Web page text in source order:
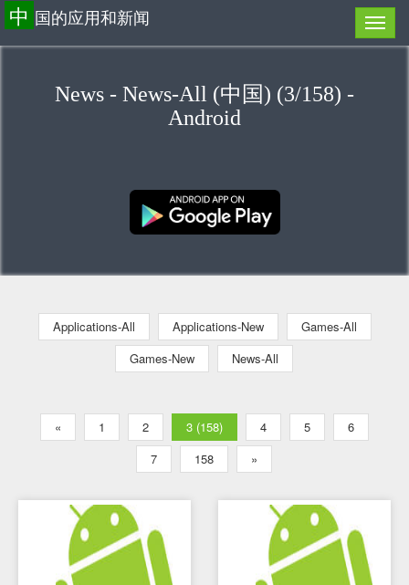
中 国的应用和新闻
News - News-All (中国) (3/158) -
Android
Applications-All Applications-New
Games-All
Games-New
News-All
« 1 2 3 (158) 4 5
6
7
158 »